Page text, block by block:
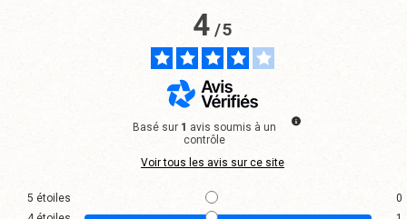
4/5
Basé sur 1 avis soumis à un
contrôle
Voir tous les avis sur ce site
5 étoiles
0